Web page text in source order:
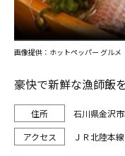
豪快で新鮮な漁師飯
石川県金沢
ＪＲ北陸本
画像提供：ホットペッパー グルメ